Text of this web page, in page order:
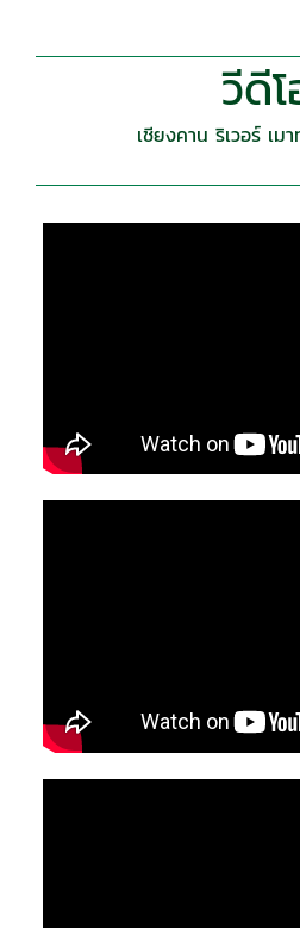
วีดี
เชียงคาน ริเวอร์ เม